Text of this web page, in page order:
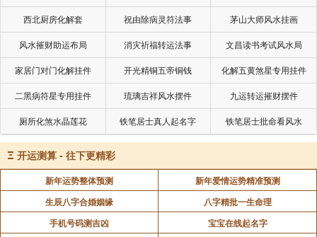
西北厨房化解套 祝由除病灵符法事 茅山大师风水挂画
风水摧财助运布局 消灾祈福转运法事 文昌读书考试风水局
家居门对门化解挂件 开光精铜五帝铜钱 化解五黄煞星专用挂件
二黑病符星专用挂件 琉璃吉祥风水摆件 九运转运摧财摆件
厕所化煞水晶莲花 铁笔居士真人起名字 铁笔居士批命看风水
Ξ 开运测算 - 往下更精彩
新年运势整体预测
新年爱情运势精准预测
生辰八字合婚姻缘
八字精批一生命理
手机号码测吉凶
宝宝在线起名字